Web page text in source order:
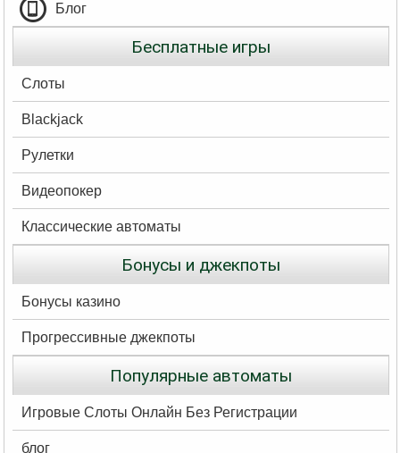
Блог
Бесплатные игры
Слоты
Blackjack
Рулетки
Видеопокер
Классические автоматы
Бонусы и джекпоты
Бонусы казино
Прогрессивные джекпоты
Популярные автоматы
Игровые Слоты Онлайн Без Регистрации
блог